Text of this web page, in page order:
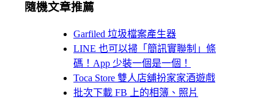
隨機文章推薦
Garfiled 垃圾檔案產生器
LINE 也可以掃「簡訊實聯制」條
碼！App 少裝一個是一個！
Toca Store 雙人店舖扮家家酒遊戲
批次下載 FB 上的相簿、照片